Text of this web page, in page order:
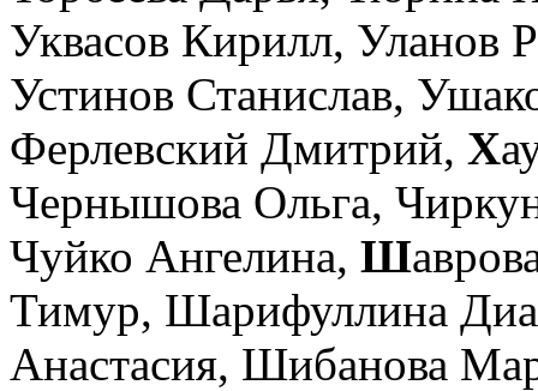
Уквасов Кирилл, Уланов
Устинов Станислав,
Ферлевский Дмитрий, Х
Чернышова Ольга,
Чуйко Ангелина, Ш
Тимур, Шарифуллина
Анастасия, Шибанова